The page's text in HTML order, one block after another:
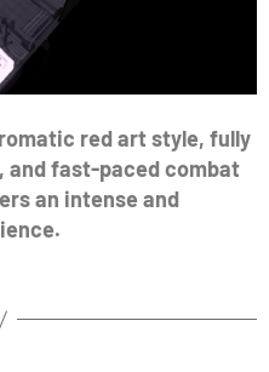
red art style, fully
fast-paced combat
an intense and